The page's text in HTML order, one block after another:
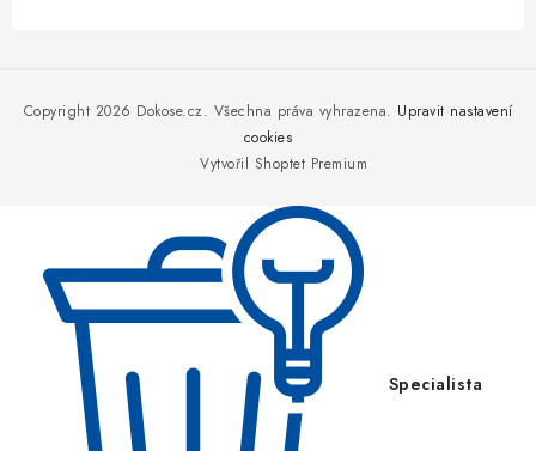
Vytvořil Shoptet Premium
Copyright 2026 Dokose.cz. Všechna práva vyhrazena. Upravit nastavení
cookies
Specialista